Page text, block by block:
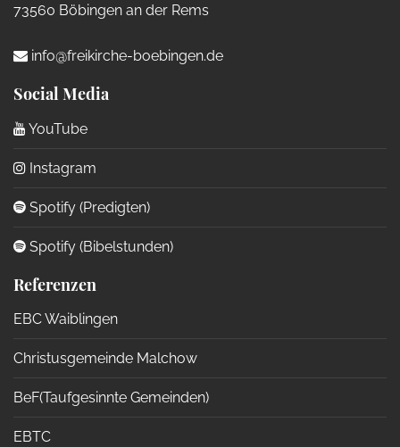
73560 Böbingen an der Rems
info@freikirche-boebingen.de
Social Media
YouTube
Instagram
Spotify (Predigten)
Spotify (Bibelstunden)
Referenzen
EBC Waiblingen
Christusgemeinde Malchow
BeF(Taufgesinnte Gemeinden)
EBTC